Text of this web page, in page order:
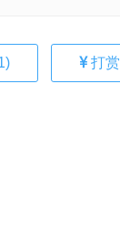
) 打赏